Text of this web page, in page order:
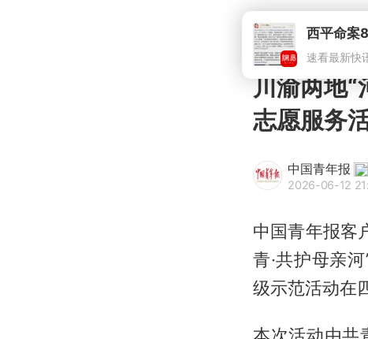
川渝两地“
志愿服务
中国青年报
2026-06-12
中国青年报客
青·共护母亲
级示范活动在